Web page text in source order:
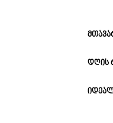
ᲓᲦᲘᲡ